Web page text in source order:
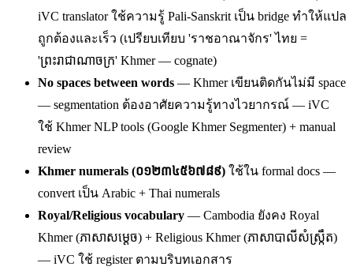
iVC translator ใช้ความรู้ Pali-Sanskrit เป็น bridge ทำให้แปล
ถูกต้องและเร็ว (เปรียบเทียบ 'ราชอาณาจักร' ไทย =
'ព្រះរាជាណាចក្រ' Khmer — cognate)
No spaces between words — Khmer เขียนติดกันไม่มี space
— segmentation ต้องอาศัยความรู้ทางไวยากรณ์ — iVC
ใช้ Khmer NLP tools (Google Khmer Segmenter) + manual
review
Khmer numerals (០១២៣៤៥៦៧៨៩) ใช้ใน formal docs —
convert เป็น Arabic + Thai numerals
Royal/Religious vocabulary — Cambodia ยังคง Royal
Khmer (ភាសាសម្តេច) + Religious Khmer (ភាសាបាលីសំស្ក្រឹត)
— iVC ใช้ register ตามบริบทเอกสาร